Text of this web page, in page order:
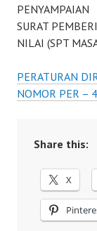
PENYAMPAIAN
SURAT
NILAI (SPT
PERATURAN
NOMOR PER –
Share this:
X